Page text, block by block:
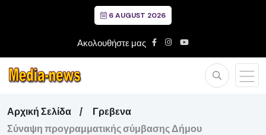
6 AUGUST 2026
Ακολουθήστε μας
Αρχική Σελίδα
Γρεβενα
Σύναψη προγραμματικής σύμβασης Δήμου